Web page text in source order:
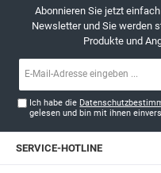
Abonnieren Sie jetzt
Newsletter und Sie werden
Produkte und
Ich habe die
gelesen und bin mit ihnen
SERVICE-HOTLINE